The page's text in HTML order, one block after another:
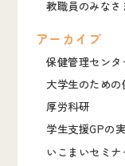
教職員のみなさ
アーカイブ
保健管理センタ
大学生のため
厚労科研
学生支援GPの
いこまいセミナ